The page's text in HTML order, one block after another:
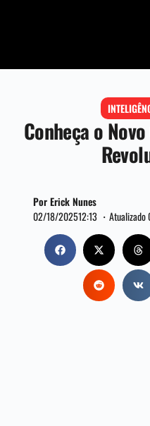
Conheça o
Por Erick Nunes
02/18/202512:13 ・